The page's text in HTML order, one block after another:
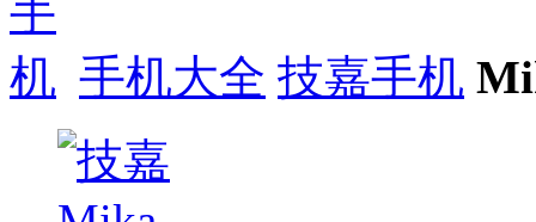
手机大全 技嘉手机